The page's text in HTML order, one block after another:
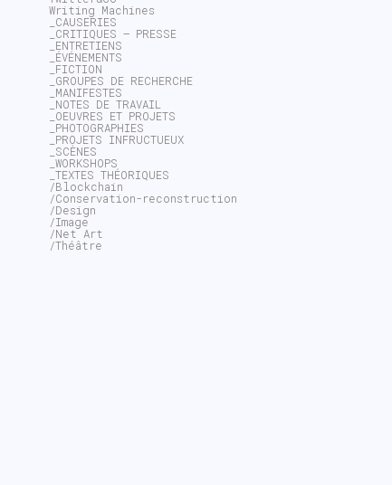
Writing Machines
_CAUSERIES
_CRITIQUES – PRESSE
_ENTRETIENS
_ÉVÉNEMENTS
_FICTION
_GROUPES DE RECHERCHE
_MANIFESTES
_NOTES DE TRAVAIL
_OEUVRES ET PROJETS
_PHOTOGRAPHIES
_PROJETS INFRUCTUEUX
_SCÈNES
_WORKSHOPS
_TEXTES THÉORIQUES
/Blockchain
/Conservation-reconstruction
/Design
/Image
/Net Art
/Théâtre